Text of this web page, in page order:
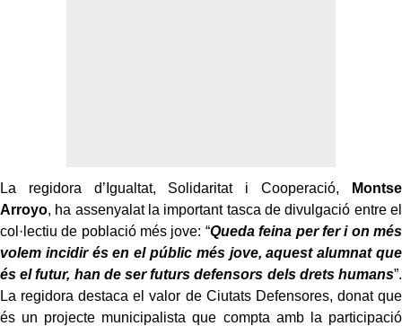
La regidora d’Igualtat, Solidaritat i Cooperació, Montse
Arroyo, ha assenyalat la important tasca de divulgació entre el
col·lectiu de població més jove: “Queda feina per fer i on més
volem incidir és en el públic més jove, aquest alumnat que
és el futur, han de ser futurs defensors dels drets humans”.
La regidora destaca el valor de Ciutats Defensores, donat que
és un projecte municipalista que compta amb la participació